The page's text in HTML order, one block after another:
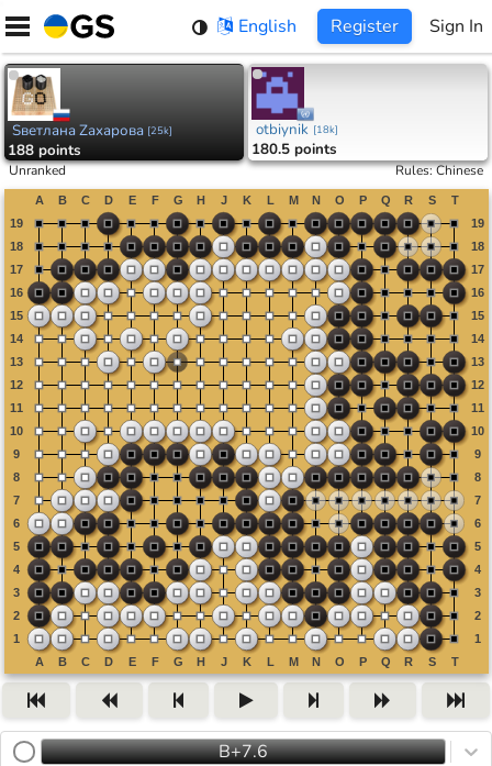
Skip
content
English Register Sign In
Sветлана Zахарова [25k]
188 points
otbiynik [18k]
180.5 points
Unranked Rules:Chinese
B+7.6